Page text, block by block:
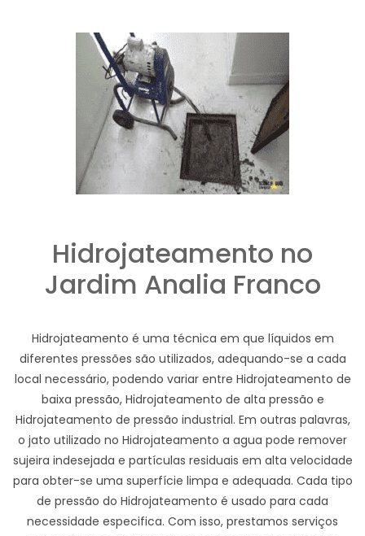
Hidrojateamento no
Jardim Analia Franco
Hidrojateamento é uma técnica em que líquidos em
diferentes pressões são utilizados, adequando-se a cada
local necessário, podendo variar entre Hidrojateamento de
baixa pressão, Hidrojateamento de alta pressão e
Hidrojateamento de pressão industrial. Em outras palavras,
o jato utilizado no Hidrojateamento a agua pode remover
sujeira indesejada e partículas residuais em alta velocidade
para obter-se uma superfície limpa e adequada. Cada tipo
de pressão do Hidrojateamento é usado para cada
necessidade especifica. Com isso, prestamos serviços